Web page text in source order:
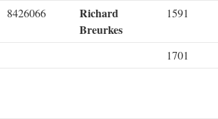
8426066
Richard
Breurkes
1591
1701